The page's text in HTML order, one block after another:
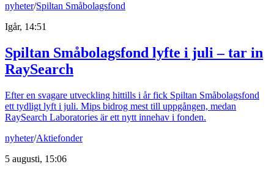
nyheter/Spiltan Småbolagsfond
Igår, 14:51
Spiltan Småbolagsfond lyfte i juli – tar in
RaySearch
Efter en svagare utveckling hittills i år fick Spiltan Småbolagsfond
ett tydligt lyft i juli. Mips bidrog mest till uppgången, medan
RaySearch Laboratories är ett nytt innehav i fonden.
nyheter/Aktiefonder
5 augusti, 15:06